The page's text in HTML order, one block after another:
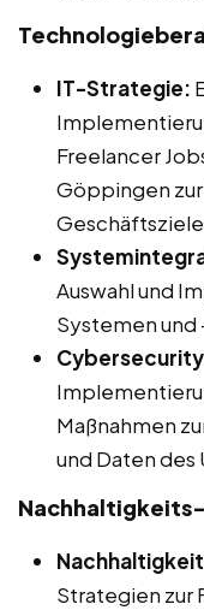
IT-Strategie:
Freelancer
Göppingen
Auswahl und
Systemen und
Maßnahmen
und Daten
Strategien zur